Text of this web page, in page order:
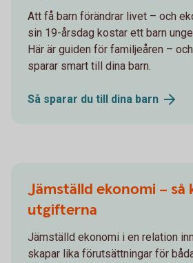
Att få barn förändrar livet – och
sin 19-årsdag kostar ett barn
Här är guiden för familjeåren –
sparar smart till dina barn.
Så sparar du till dina barn
Jämställd ekonomi – så
utgifterna
Jämställd ekonomi i en relation
skapar lika förutsättningar för